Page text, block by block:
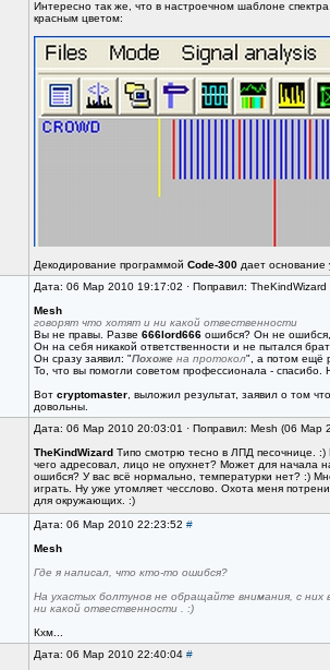
Интересно так же, что в настроечном шаблоне
красным цветом:
Декодирование программой Code-300 дает основание
Дата: 06 Мар 2010 19:17:02 · Поправил:
Mesh
говорят что хотят и ни какой отвественности
Вы не правы. Разве 666lord666 ошибся? Он не
Он на себя никакой ответственности и не пытался
Он сразу заявил: "Похоже на протокол", а потом ещё
То, что вы помогли советом профессионала -
Вот cryptomaster , выложил результат, заявил о том
довольны.
Дата: 06 Мар 2010 20:03:01 · Поправил: Mesh (06 Мар
TheKindWizard Типо смотрю тесно в ЛПД песочнице. :)
чего адресовал, лицо не опухнет? Может для начала
ошибся? У вас всё нормально, температурки нет? :)
играть. Ну уже утомляет чесслово. Охота меня
для окружающих. :)
Дата: 06 Мар 2010 22:23:52 #
Mesh
Где я написал, что кто-то ошибся?
На ухастых болтунов не обращайте внимания, с них
ни какой отвественности . :)
Кхм...
Дата: 06 Мар 2010 22:40:04 #